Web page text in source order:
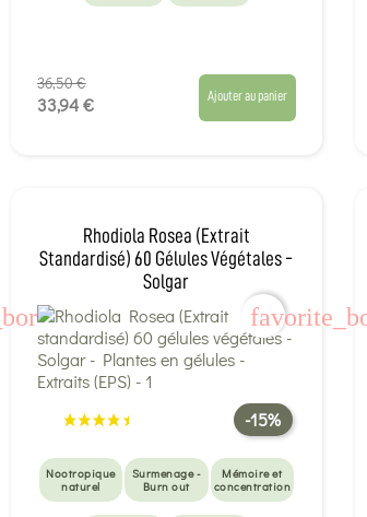
36,50 €
33,94 € Ajouter au panier
Rhodiola Rosea (Extrait
Standardisé) 60 Gélules Végétales -
Solgar
-15%
Nootropique
naturel
Surmenage -
Burn out
Mémoire et
concentration